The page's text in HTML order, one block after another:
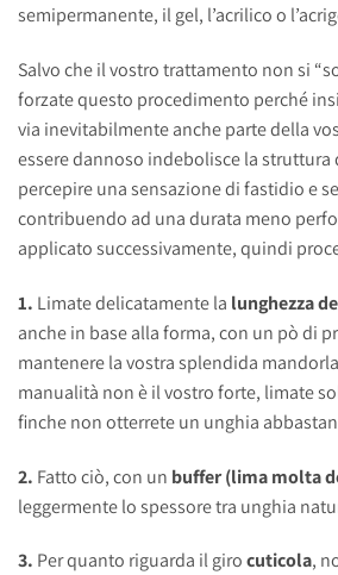
semipermanente, il gel, l’acrilico o
Salvo che il vostro trattamento non si
forzate questo procedimento perché
via inevitabilmente anche parte della
essere dannoso indebolisce la struttura
percepire una sensazione di fastidio e
contribuendo ad una durata meno
applicato successivamente, quindi
1. Limate delicatamente la lunghezza
anche in base alla forma, con un pò di
mantenere la vostra splendida
manualità non è il vostro forte, limate
finche non otterrete un unghia
2. Fatto ciò, con un buffer (lima molta
leggermente lo spessore tra unghia
3. Per quanto riguarda il girocuticola,